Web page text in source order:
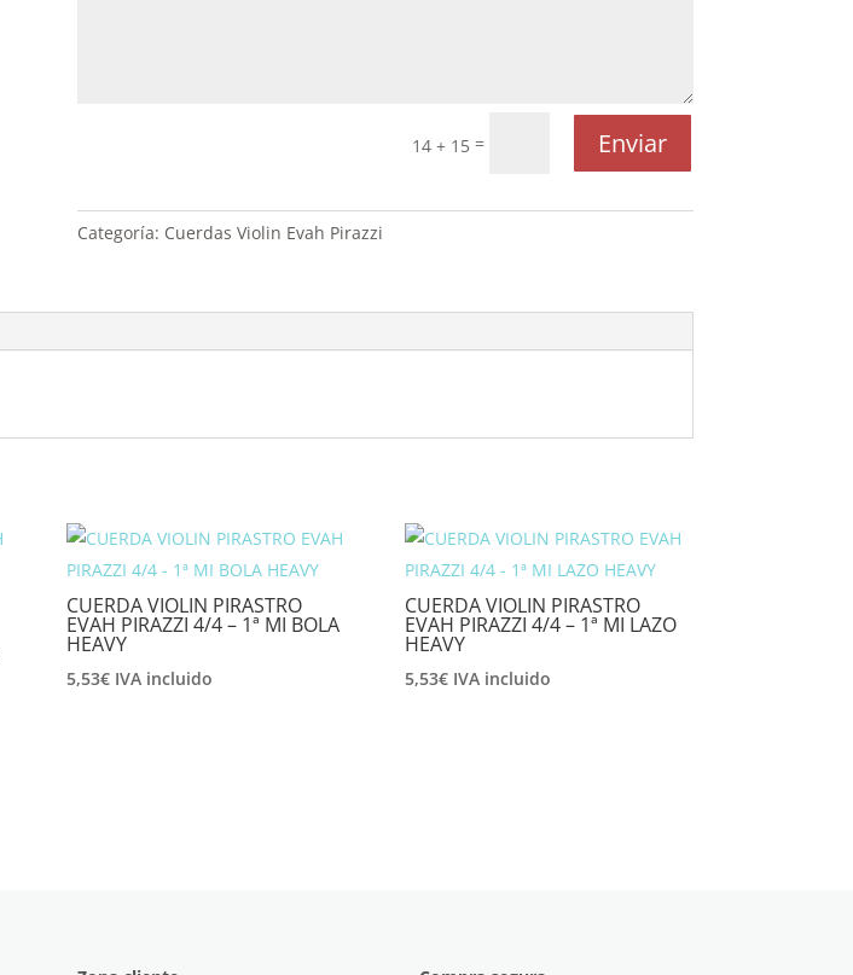
14 + 15= Enviar
Categoría: Cuerdas Violin Evah Pirazzi
CUERDA VIOLIN PIRASTRO
EVAH PIRAZZI 4/4 – 1ª MI BOLA
HEAVY
5,53€ IVA incluido
CUERDA VIOLIN PIRASTRO
EVAH PIRAZZI 4/4 – 1ª MI LAZO
HEAVY
5,53€ IVA incluido